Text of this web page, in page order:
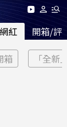
紅 開箱/評
箱 「全新